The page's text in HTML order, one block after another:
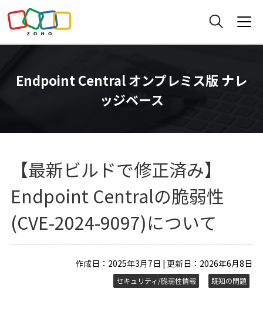
Endpoint Central オンプレミス版 ナレ
ッジベース
【最新ビルドで修正済み】
Endpoint Centralの脆弱性
(CVE-2024-9097)について
作成日：2025年3月7日 | 更新日：2026年6月8日
セキュリティ/脆弱性情報 既知の問題